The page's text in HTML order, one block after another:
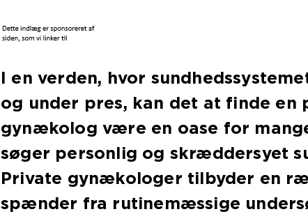
I en verden, hvor
og under pres, kan det at finde en
gynækolog være en oase for
søger personlig og skræddersyet
Private gynækologer tilbyder en
spænder fra rutinemæssige